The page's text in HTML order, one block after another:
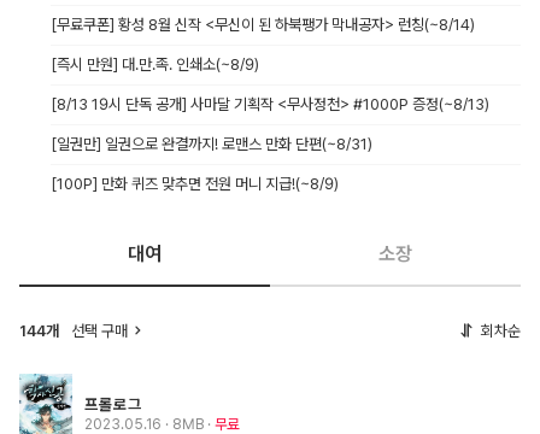
[무료쿠폰] 황성 8월 신작 <무신이 된 하북팽가 막내공자> 런칭(~8/14)
[즉시 만원] 대.만.족. 인쇄소(~8/9)
[8/13 19시 단독 공개] 사마달 기획작 <무사정천> #1000P 증정(~8/13)
[일권만] 일권으로 완결까지! 로맨스 만화 단편(~8/31)
[100P] 만화 퀴즈 맞추면 전원 머니 지급!(~8/9)
대여 소장
144개 선택 구매 회차순
프롤로그
2023.05.16 · 8MB 무료